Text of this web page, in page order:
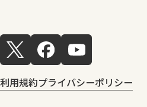
利用規約プライバシーポリシー